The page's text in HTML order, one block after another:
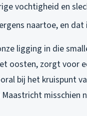
vochtigheid en
naartoe, en
ligging in die
oosten, zorgt voor
bij het kruispunt
misschien